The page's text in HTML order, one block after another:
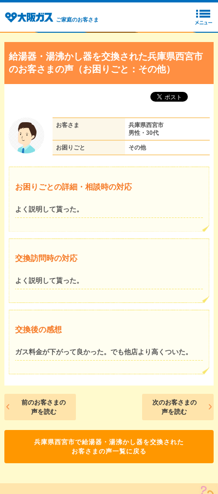
ご家庭のお客さま
給湯器・湯沸かし器を交換された兵庫県西宮市
のお客さまの声（お困りごと：その他）
お客さま
兵庫県西宮市
男性・30代
お困りごと その他
お困りごとの詳細・相談時の対応
よく説明して貰った。
交換訪問時の対応
よく説明して貰った。
交換後の感想
ガス料金が下がって良かった。でも他店より高くついた。
前のお客さまの
声を読む
次のお客さまの
声を読む
兵庫県西宮市で給湯器・湯沸かし器を交換された
お客さまの声一覧に戻る